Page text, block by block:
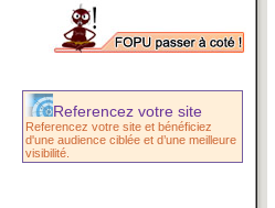
Referencez votre site
Referencez votre site et bénéficiez
d'une audience ciblée et d’une meilleure
visibilité.